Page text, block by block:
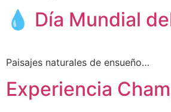
💧 Día Mundial
Paisajes naturales de ensueño…
Experiencia